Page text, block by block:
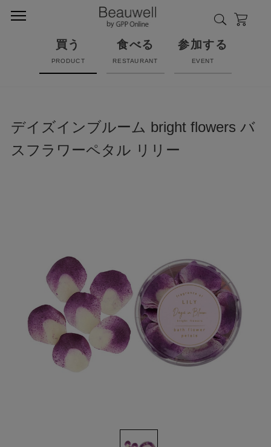
買う
PRODUCT
食べる
RESTAURANT
参加する
EVENT
デイズインブルーム bright flowers バ
スフラワーペタル リリー